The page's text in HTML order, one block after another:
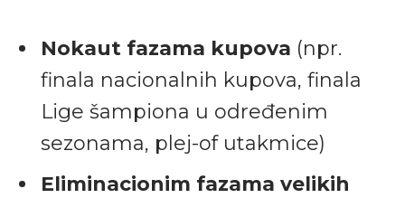
Nokaut fazama kupova (npr.
finala nacionalnih kupova, finala
Lige šampiona u određenim
sezonama, plej-of utakmice)
Eliminacionim fazama velikih